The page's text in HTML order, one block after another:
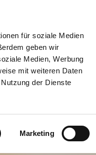
für soziale Medien
geben wir
Medien, Werbung
mit weiteren Daten
der Dienste
Marketing